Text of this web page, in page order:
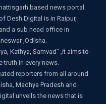
based news portal.
Desh Digital is in Raipur,
a sub head office in
,Odisha.
Kathya, Samvad” ,it aims to
truth in every news.
reporters from all around
Madhya Pradesh and
unveils the news that is